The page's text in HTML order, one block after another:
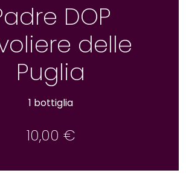
DOP
delle
Puglia
1 bottiglia
10,00 €